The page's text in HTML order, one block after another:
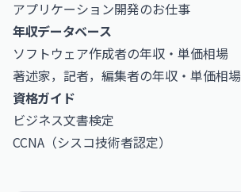
アプリケーション開発のお仕事
年収データベース
ソフトウェア作成者の年収・単価相場
著述家，記者，編集者の年収・単価相場
資格ガイド
ビジネス文書検定
CCNA（シスコ技術者認定）